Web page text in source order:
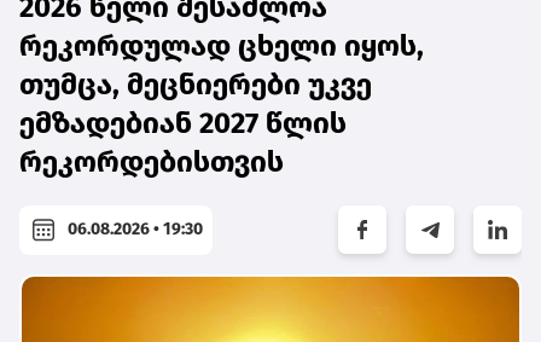
2026 წელი შესაძლოა
რეკორდულად ცხელი იყოს,
თუმცა, მეცნიერები უკვე
ემზადებიან 2027 წლის
რეკორდებისთვის
06.08.2026 • 19:30